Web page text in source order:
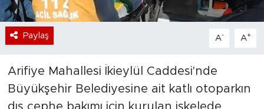
Paylaş A- A+
Arifiye Mahallesi İkieylül Caddesi'nde
Büyükşehir Belediyesine ait katlı otoparkın
dış cephe bakımı için kurulan iskelede
Sektör